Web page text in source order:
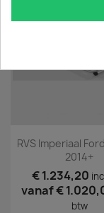
RVS Imperiaal
2014+
€ 1.234,20
vanaf€
btw